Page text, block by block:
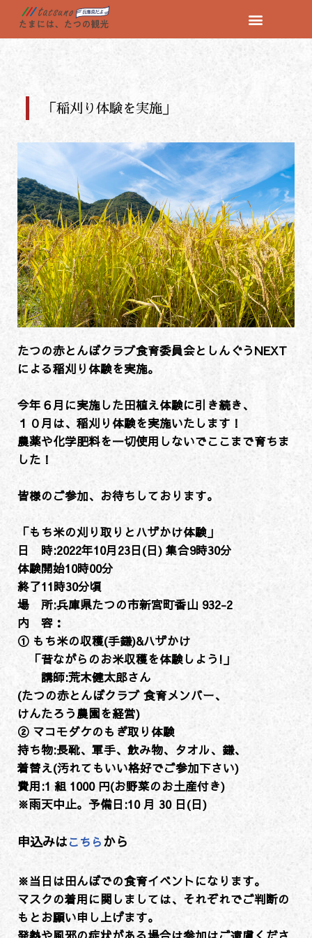
コ
プ
「稲刈り体験を実施」
たつの赤とんぼクラブ食育委員会としんぐうNEXT
による稲刈り体験を実施。
今年６月に実施した田植え体験に引き続き、
１０月は、稲刈り体験を実施いたします！
農薬や化学肥料を一切使用しないでここまで育ちま
した！
皆様のご参加、お待ちしております。
「もち米の刈り取りとハザかけ体験」
日 時:2022年10月23日(日) 集合9時30分
体験開始10時00分
終了11時30分頃
場 所:兵庫県たつの市新宮町香山 932-2
内 容：
① もち米の収穫(手鎌)&ハザかけ
「昔ながらのお米収穫を体験しよう!」
講師:荒木健太郎さん
(たつの赤とんぼクラブ 食育メンバー、
けんたろう農園を経営)
② マコモダケのもぎ取り体験
持ち物:長靴、軍手、飲み物、タオル、鎌、
着替え(汚れてもいい格好でご参加下さい)
費用:1 組 1000 円(お野菜のお土産付き)
※雨天中止。予備日:10 月 30 日(日)
申込みはこちらから
※当日は田んぼでの食育イベントになります。
マスクの着用に関しましては、それぞれでご判断の
もとお願い申し上げます。